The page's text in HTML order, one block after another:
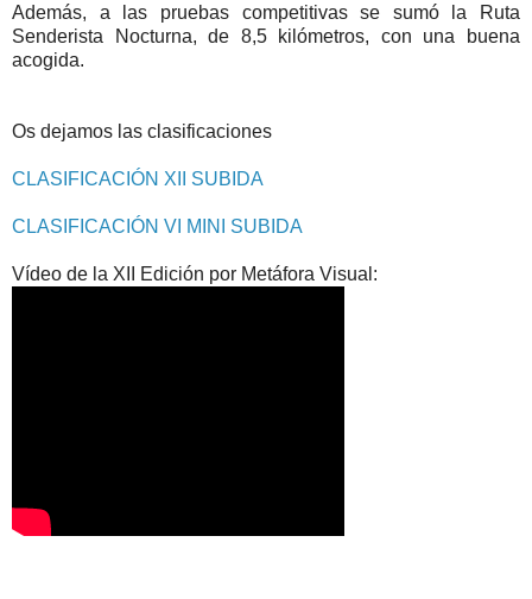
Además, a las pruebas competitivas se sumó la Ruta
Senderista Nocturna, de 8,5 kilómetros, con una buena
acogida.
Os dejamos las clasificaciones
CLASIFICACIÓN XII SUBIDA
CLASIFICACIÓN VI MINI SUBIDA
Vídeo de la XII Edición por Metáfora Visual: